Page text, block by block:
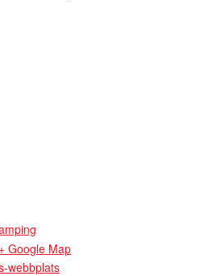
+ Google Map
webbplats